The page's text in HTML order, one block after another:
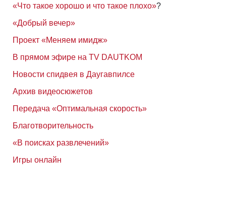
«Что такое хорошо и что такое плохо»?
«Добрый вечер»
Проект «Меняем имидж»
В прямом эфире на TV DAUTKOM
Новости спидвея в Даугавпилсе
Архив видеосюжетов
Передача «Оптимальная скорость»
Благотворительность
«В поисках развлечений»
Игры онлайн